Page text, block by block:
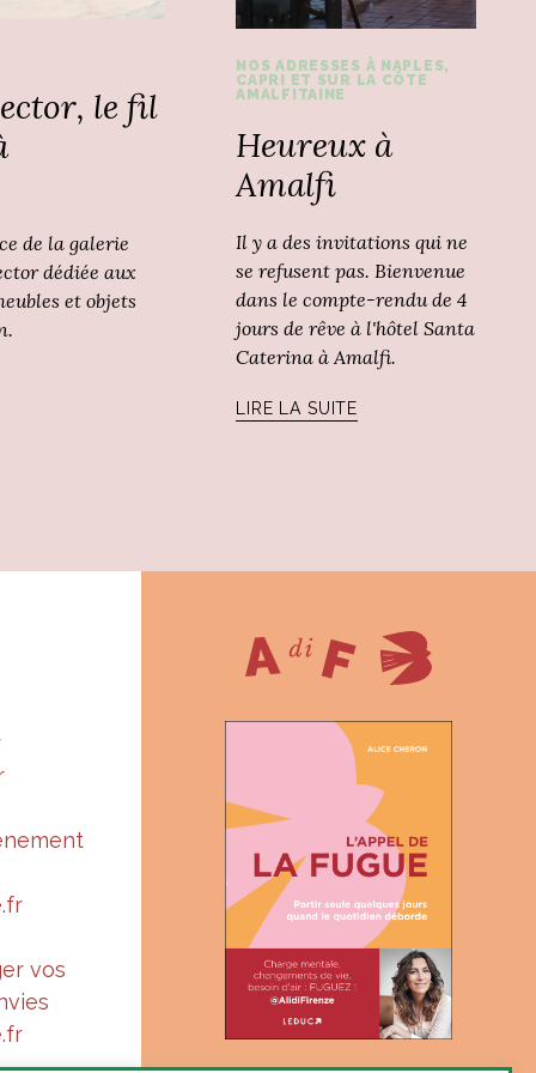
le fil
de la galerie
dédiée aux
et objets
NOS ADRESSES À NAPLES,
CAPRI ET SUR LA CÔTE
AMALFITAINE
Heureux à
Amalfi
Il y a des invitations qui ne
se refusent pas. Bienvenue
dans le compte-rendu de 4
jours de rêve à l'hôtel Santa
Caterina à Amalfi.
LIRE LA SUITE
vos